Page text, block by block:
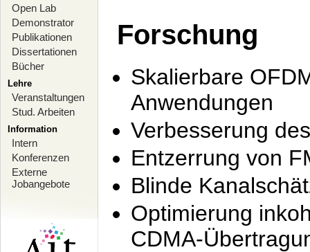
Open Lab
Demonstrator
Publikationen
Dissertationen
Bücher
Lehre
Veranstaltungen
Stud. Arbeiten
Information
Intern
Konferenzen
Externe
Jobangebote
Forschung
Skalierbare
Anwendungen
Verbesserung
Entzerrung von
Blinde
Optimierung
CDMA-